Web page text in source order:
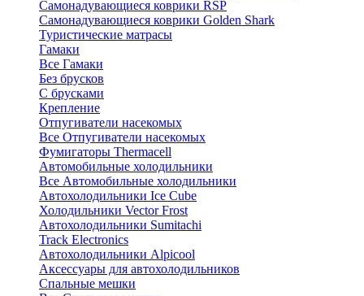
Самонадувающиеся коврики RSP
Самонадувающиеся коврики Golden Shark
Туристические матрасы
Гамаки
Все Гамаки
Без брусков
С брусками
Крепление
Отпугиватели насекомых
Все Отпугиватели насекомых
Фумигаторы Thermacell
Автомобильные холодильники
Все Автомобильные холодильники
Автохолодильники Ice Cube
Холодильники Vector Frost
Автохолодильники Sumitachi
Track Electronics
Автохолодильники Alpicool
Аксессуары для автохолодильников
Спальные мешки